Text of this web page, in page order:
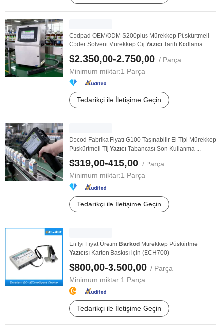
Codpad OEM/ODM S200plus Mürekkep Püskürtmeli
Coder Solvent Mürekkep Cij Yazıcı Tarih Kodlama ...
$2.350,00-2.750,00 / Parça
Minimum miktar:1 Parça
Tedarikçi ile İletişime Geçin
Docod Fabrika Fiyatı G100 Taşınabilir El Tipi Mürekkep
Püskürtmeli Tij Yazıcı Tabancası Son Kullanma ...
$319,00-415,00 / Parça
Minimum miktar:1 Parça
Tedarikçi ile İletişime Geçin
En İyi Fiyat Üretim Barkod Mürekkep Püskürtme
Yazıcısı Karton Baskısı için (ECH700)
$800,00-3.500,00 / Parça
Minimum miktar:1 Parça
Tedarikçi ile İletişime Geçin